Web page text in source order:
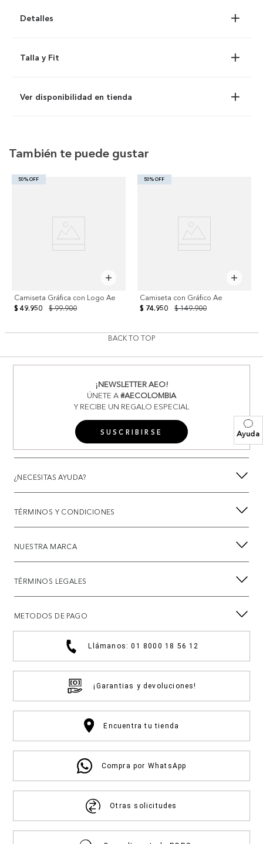
Ayuda
Detalles
Talla y Fit
Ver disponibilidad en tienda
También te puede gustar
50% OFF
Camiseta Gráfica con Logo Ae
$ 99.900
$ 49.950
50% OFF
Camiseta con Gráfico Ae
$ 149.900
$ 74.950
BACK TO TOP
¡NEWSLETTER AEO!
ÚNETE A#AECOLOMBIA
Y RECIBE UN REGALO ESPECIAL
SUSCRIBIRSE
¿NECESITAS AYUDA?
TÉRMINOS Y CONDICIONES
NUESTRA MARCA
TÉRMINOS LEGALES
METODOS DE PAGO
Llámanos: 01 8000 18 56 12
¡Garantias y devoluciones!
Encuentra tu tienda
Compra por WhatsApp
Otras solicitudes